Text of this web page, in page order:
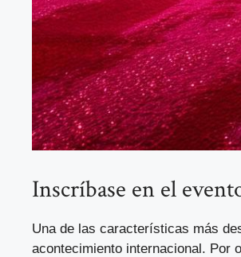
Inscríbase en el
Una de las características más
acontecimiento internacional. Por